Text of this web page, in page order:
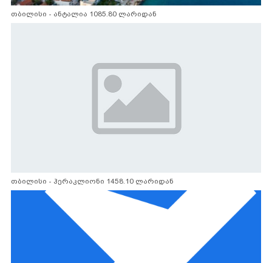
თბილისი - ანტალია 1085.80 ლარიდან
თბილისი - ჰერაკლიონი 1458.10 ლარიდან